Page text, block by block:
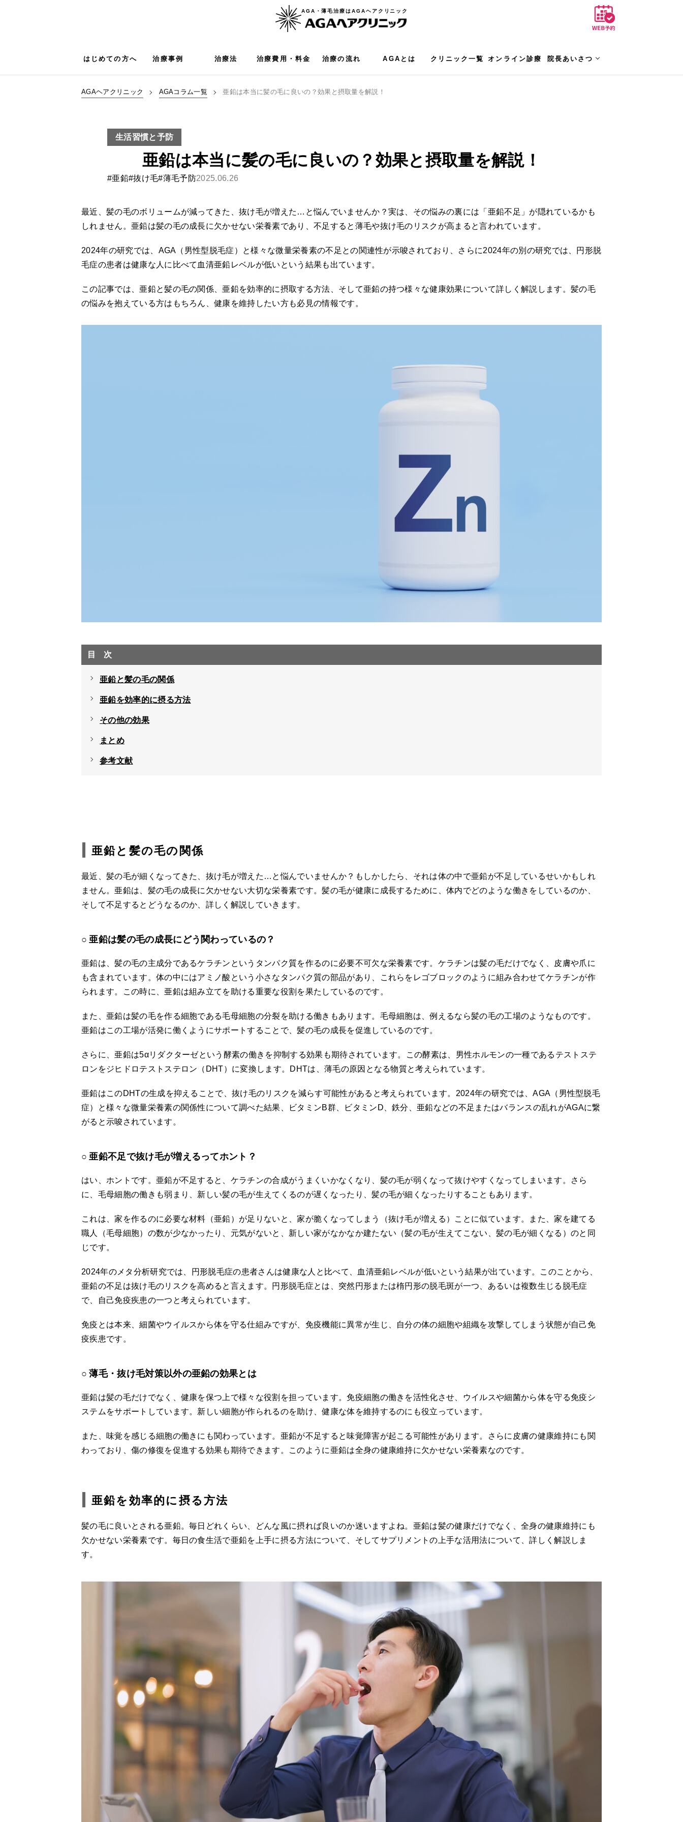
AGA・薄毛治療はAGAヘアクリニック
はじめての方へ 治療事例 治療法 治療費用・料金 治療の流れ AGAとは クリニック一覧 オンライン診療 院長あいさつ
AGAヘアクリニック AGAコラム一覧 亜鉛は本当に髪の毛に良いの？効果と摂取量を解説！
生活習慣と予防
亜鉛は本当に髪の毛に良いの？効果と摂取量を解説！
#亜鉛#抜け毛#薄毛予防2025.06.26
最近、髪の毛のボリュームが減ってきた、抜け毛が増えた…と悩んでいませんか？実は、その悩みの裏には「亜鉛不足」が隠れているかも
しれません。亜鉛は髪の毛の成長に欠かせない栄養素であり、不足すると薄毛や抜け毛のリスクが高まると言われています。
2024年の研究では、AGA（男性型脱毛症）と様々な微量栄養素の不足との関連性が示唆されており、さらに2024年の別の研究では、円形脱
毛症の患者は健康な人に比べて血清亜鉛レベルが低いという結果も出ています。
この記事では、亜鉛と髪の毛の関係、亜鉛を効率的に摂取する方法、そして亜鉛の持つ様々な健康効果について詳しく解説します。髪の毛
の悩みを抱えている方はもちろん、健康を維持したい方も必見の情報です。
目次
亜鉛と髪の毛の関係
亜鉛を効率的に摂る方法
その他の効果
まとめ
参考文献
亜鉛と髪の毛の関係
最近、髪の毛が細くなってきた、抜け毛が増えた…と悩んでいませんか？もしかしたら、それは体の中で亜鉛が不足しているせいかもしれ
ません。亜鉛は、髪の毛の成長に欠かせない大切な栄養素です。髪の毛が健康に成長するために、体内でどのような働きをしているのか、
そして不足するとどうなるのか、詳しく解説していきます。
亜鉛は髪の毛の成長にどう関わっているの？
亜鉛は、髪の毛の主成分であるケラチンというタンパク質を作るのに必要不可欠な栄養素です。ケラチンは髪の毛だけでなく、皮膚や爪に
も含まれています。体の中にはアミノ酸という小さなタンパク質の部品があり、これらをレゴブロックのように組み合わせてケラチンが作
られます。この時に、亜鉛は組み立てを助ける重要な役割を果たしているのです。
また、亜鉛は髪の毛を作る細胞である毛母細胞の分裂を助ける働きもあります。毛母細胞は、例えるなら髪の毛の工場のようなものです。
亜鉛はこの工場が活発に働くようにサポートすることで、髪の毛の成長を促進しているのです。
さらに、亜鉛は5αリダクターゼという酵素の働きを抑制する効果も期待されています。この酵素は、男性ホルモンの一種であるテストステ
ロンをジヒドロテストステロン（DHT）に変換します。DHTは、薄毛の原因となる物質と考えられています。
亜鉛はこのDHTの生成を抑えることで、抜け毛のリスクを減らす可能性があると考えられています。2024年の研究では、AGA（男性型脱毛
症）と様々な微量栄養素の関係性について調べた結果、ビタミンB群、ビタミンD、鉄分、亜鉛などの不足またはバランスの乱れがAGAに繋
がると示唆されています。
亜鉛不足で抜け毛が増えるってホント？
はい、ホントです。亜鉛が不足すると、ケラチンの合成がうまくいかなくなり、髪の毛が弱くなって抜けやすくなってしまいます。さら
に、毛母細胞の働きも弱まり、新しい髪の毛が生えてくるのが遅くなったり、髪の毛が細くなったりすることもあります。
これは、家を作るのに必要な材料（亜鉛）が足りないと、家が脆くなってしまう（抜け毛が増える）ことに似ています。また、家を建てる
職人（毛母細胞）の数が少なかったり、元気がないと、新しい家がなかなか建たない（髪の毛が生えてこない、髪の毛が細くなる）のと同
じです。
2024年のメタ分析研究では、円形脱毛症の患者さんは健康な人と比べて、血清亜鉛レベルが低いという結果が出ています。このことから、
亜鉛の不足は抜け毛のリスクを高めると言えます。円形脱毛症とは、突然円形または楕円形の脱毛斑が一つ、あるいは複数生じる脱毛症
で、自己免疫疾患の一つと考えられています。
免疫とは本来、細菌やウイルスから体を守る仕組みですが、免疫機能に異常が生じ、自分の体の細胞や組織を攻撃してしまう状態が自己免
疫疾患です。
薄毛・抜け毛対策以外の亜鉛の効果とは
亜鉛は髪の毛だけでなく、健康を保つ上で様々な役割を担っています。免疫細胞の働きを活性化させ、ウイルスや細菌から体を守る免疫シ
ステムをサポートしています。新しい細胞が作られるのを助け、健康な体を維持するのにも役立っています。
また、味覚を感じる細胞の働きにも関わっています。亜鉛が不足すると味覚障害が起こる可能性があります。さらに皮膚の健康維持にも関
わっており、傷の修復を促進する効果も期待できます。このように亜鉛は全身の健康維持に欠かせない栄養素なのです。
亜鉛を効率的に摂る方法
髪の毛に良いとされる亜鉛。毎日どれくらい、どんな風に摂れば良いのか迷いますよね。亜鉛は髪の健康だけでなく、全身の健康維持にも
欠かせない栄養素です。毎日の食生活で亜鉛を上手に摂る方法について、そしてサプリメントの上手な活用法について、詳しく解説しま
す。